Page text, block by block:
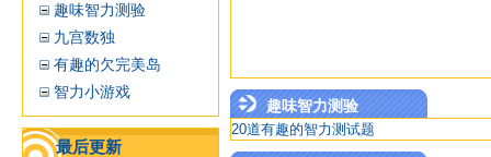
趣味智力测验
九宫数独
有趣的欠完美岛
智力小游戏
最后更新
趣味智力测验
20道有趣的智力测试题